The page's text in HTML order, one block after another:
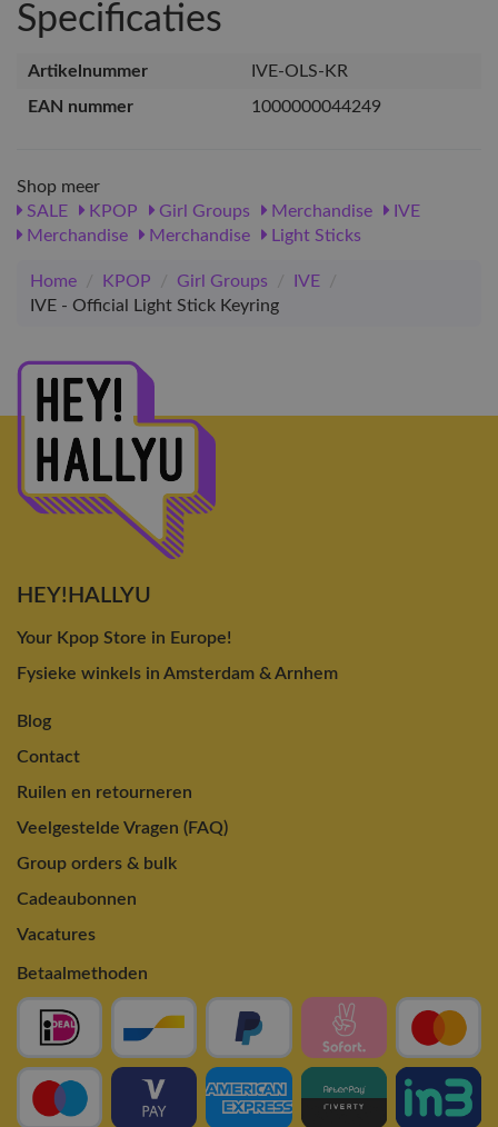
Specificaties
Artikelnummer
IVE-OLS-KR
EAN nummer
1000000044249
Shop meer
SALE
KPOP Girl Groups Merchandise
IVE
Merchandise
Merchandise Light Sticks
Home / KPOP / Girl Groups / IVE
/
IVE - Official Light Stick Keyring
HEY!HALLYU
Your Kpop Store in Europe!
Fysieke winkels in Amsterdam & Arnhem
Blog
Contact
Ruilen en retourneren
Veelgestelde Vragen (FAQ)
Group orders & bulk
Cadeaubonnen
Vacatures
Betaalmethoden